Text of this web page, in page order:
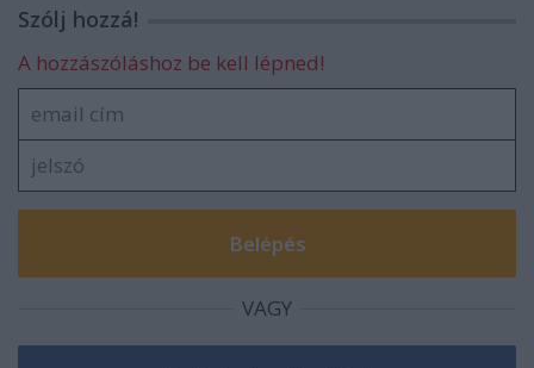
Szólj hozzá!
A hozzászóláshoz be kell lépned!
VAGY